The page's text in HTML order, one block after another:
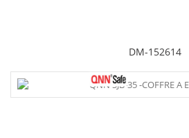
DM-152614